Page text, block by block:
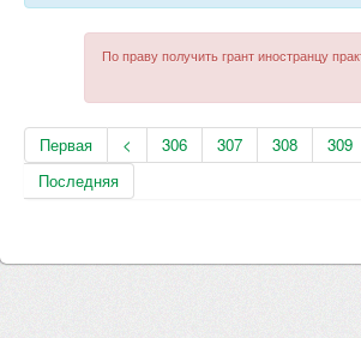
По праву получить грант иностранцу
Первая < 306 307 308 309
Последняя